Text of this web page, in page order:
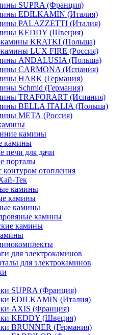
SUPRA (Франция)
EDILKAMIN (Италия)
PALAZZETTI (Италия)
KEDDY (Швеция)
KRATKI (Польша)
LUX FIRE (Россия)
ANDALUSIA (Польша)
CARMONA (Испания)
HARK (Германия)
Schmid (Германия)
TRAFORART (Испания)
BELLA ITALIA (Польша)
МЕТА (Россия)
камины
камины
печи для дачи
порталы
отопления
Тек
камины
камины
камины
камины
камины
для электрокаминов
для электрокаминов
SUPRA (Франция)
EDILKAMIN (Италия)
AXIS (Франция)
KEDDY (Швеция)
BRUNNER (Германия)